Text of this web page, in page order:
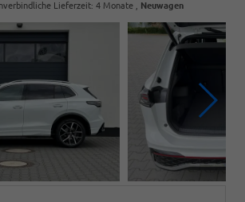
Lieferzeit: 4 Monate Neuwagen